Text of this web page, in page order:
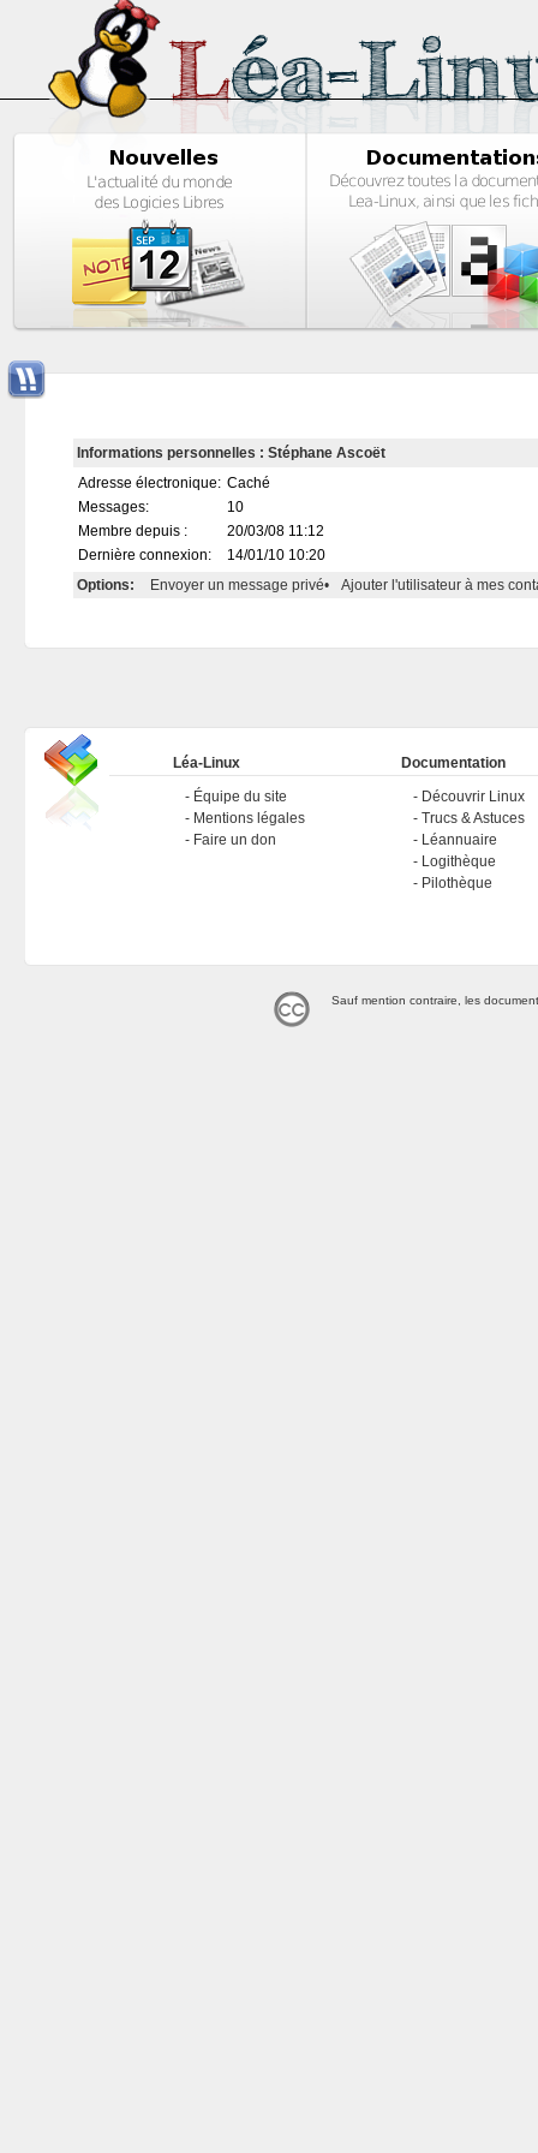
Informations personnelles : Stéphane Ascoët
Adresse électronique: Caché
Messages:
10
Membre depuis :
20/03/08 11:12
Dernière connexion:
14/01/10 10:20
Options:
Envoyer un message privé• Ajouter l'utilisateur à mes
Léa-Linux
Équipe du site
Mentions légales
Faire un don
Documentation
Découvrir Linux
Trucs & Astuces
Léannuaire
Logithèque
Pilothèque
Sauf mention contraire, les